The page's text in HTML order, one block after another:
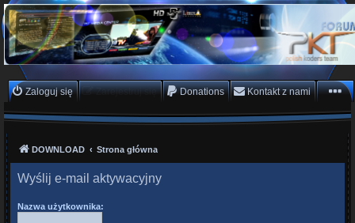
PKTeam - Polish Koders
Team
Hyperion, Enigma, E2, PKT, listy kanałów, oscam
Zaloguj się Zarejestruj się Donations Kontakt z nami
DOWNLOAD Strona główna
Wyślij e-mail aktywacyjny
Nazwa użytkownika: